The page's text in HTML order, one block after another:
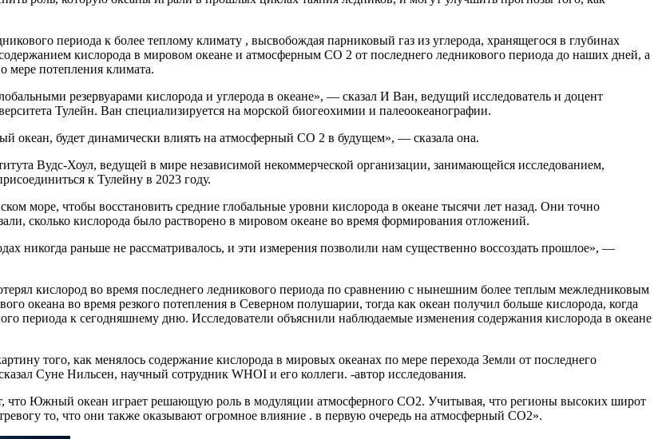
периода к более теплому климату , высвобождая парниковый газ из углерода, хранящегося в глубинах
кислорода в мировом океане и атмосферным CO 2 от последнего ледникового периода до наших дней, а
мере потепления климата.
резервуарами кислорода и углерода в океане», — сказал И Ван, ведущий исследователь и доцент
Тулейн. Ван специализируется на морской биогеохимии и палеоокеанографии.
океан, будет динамически влиять на атмосферный CO 2 в будущем», — сказала она.
Вудс-Хоул, ведущей в мире независимой некоммерческой организации, занимающейся исследованием,
к Тулейну в 2023 году.
море, чтобы восстановить средние глобальные уровни кислорода в океане тысячи лет назад. Они точно
сколько кислорода было растворено в мировом океане во время формирования отложений.
никогда раньше не рассматривалось, и эти измерения позволили нам существенно воссоздать прошлое», —
кислород во время последнего ледникового периода по сравнению с нынешним более теплым межледниковым
океана во время резкого потепления в Северном полушарии, тогда как океан получил больше кислорода, когда
периода к сегодняшнему дню. Исследователи объяснили наблюдаемые изменения содержания кислорода в океане
того, как менялось содержание кислорода в мировых океанах по мере перехода Земли от последнего
Суне Нильсен, научный сотрудник WHOI и его коллеги. -автор исследования.
что Южный океан играет решающую роль в модуляции атмосферного CO2. Учитывая, что регионы высоких широт
то, что они также оказывают огромное влияние . в первую очередь на атмосферный CO2».